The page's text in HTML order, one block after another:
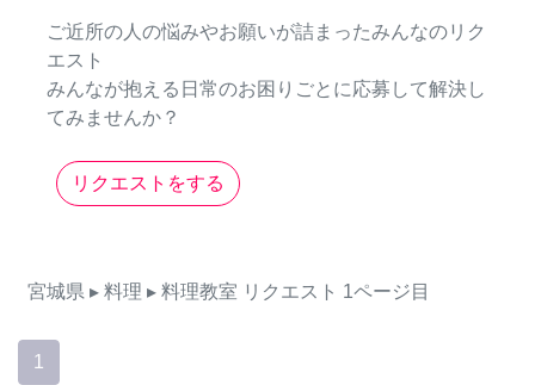
ご近所の人の悩みやお願いが詰まったみんなのリク
エスト
みんなが抱える日常のお困りごとに応募して解決し
てみませんか？
リクエストをする
宮城県 ▸ 料理 ▸ 料理教室 リクエスト 1ページ目
1